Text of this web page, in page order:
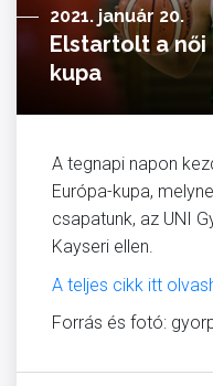
2021. január 20.
Elstartolt a női
kupa
A tegnapi napon
Európa-kupa,
csapatunk, az UNI
Kayseri ellen.
A teljes cikk itt
Forrás és fotó: